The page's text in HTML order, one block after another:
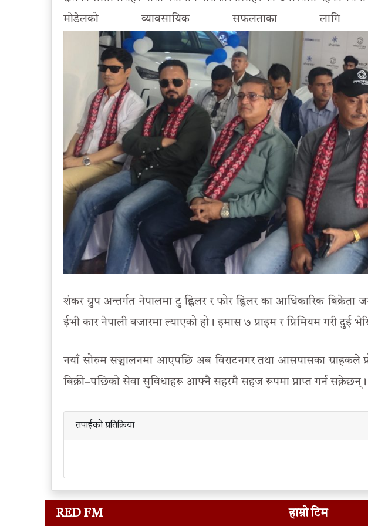
मोडेलको व्यावसायिक सफलताका
शंकर ग्रुप अन्तर्गत नेपालमा टु ह्विलर र फोर ह्विलर का आधिकारिक
ईभी कार नेपाली बजारमा ल्याएको हो। इमास ७ प्राइम र प्रिमियम गरी
नयाँ सोरुम सञ्चालनमा आएपछि अब विराटनगर तथा आसपासका ग्राहकले
बिक्री–पछिको सेवा सुविधाहरू आफ्नै सहरमै सहज रूपमा प्राप्त गर्न सक्नेछन्।
तपाईको प्रतिक्रिया
RED FM हाम्रो टिम